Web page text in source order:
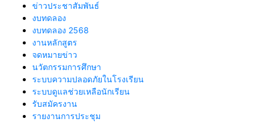
ข่าวประชาสัมพันธ์
งบทดลอง
งบทดลอง 2568
งานหลักสูตร
จดหมายข่าว
นวัตกรรมการศึกษา
ระบบความปลอดภัยในโรงเรียน
ระบบดูแลช่วยเหลือนักเรียน
รับสมัครงาน
รายงานการประชุม